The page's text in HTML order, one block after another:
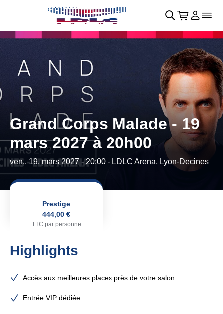
Retour au menu principal􀄫
􀊫 Cart
􀍩 Se
􀉩􀌇
Grand Corps Malade - 19
mars 2027 à 20h00
ven., 19. mars 2027 - 20:00 - LDLC Arena, Lyon-Decines
Prestige
444,00 €
TTC par personne
Highlights
Accès aux meilleures places près de votre salon
Entrée VIP dédiée